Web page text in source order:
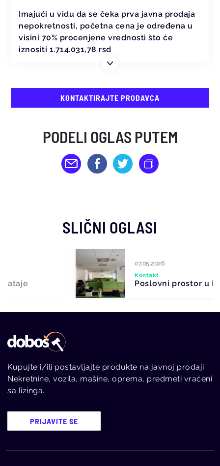
Imajući u vidu da se čeka prva javna prodaja
nepokretnosti, početna cena je određena u
visini 70% procenjene vrednosti što će
iznositi 1.714.031,78 rsd
KONTAKTIRAJTE PRODAVCA
PODELI OGLAS PUTEM
SLIČNI OGLASI
07.05.2026
Kontakt
Poslovni prostor u Beogradu
Kupujte i/ili postavljajte produkte na javnoj prodaji.
Nekretnine, vozila, mašine, oprema, predmeti vraćeni
sa lizinga.
PRIJAVITE SE